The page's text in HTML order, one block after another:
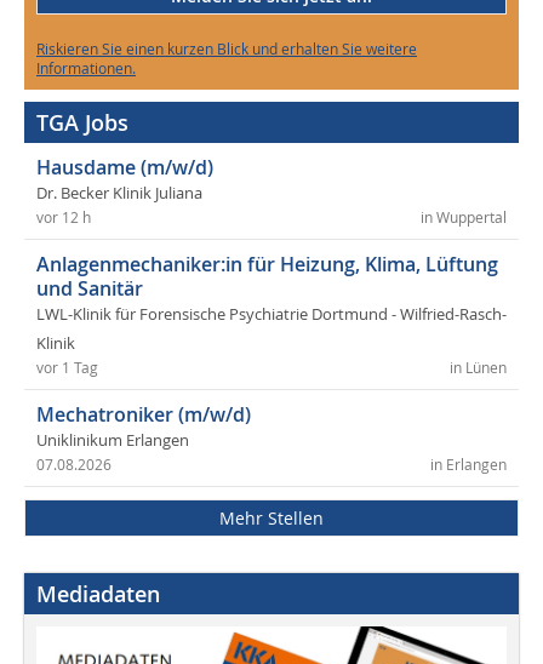
Riskieren Sie einen kurzen Blick und erhalten Sie weitere
Informationen.
TGA Jobs
Hausdame (m/w/d)
Dr. Becker Klinik Juliana
in Wuppertal
vor 12 h
Anlagenmechaniker:in für Heizung, Klima, Lüftung
und Sanitär
LWL-Klinik für Forensische Psychiatrie Dortmund - Wilfried-Rasch-
Klinik
in Lünen
vor 1 Tag
Mechatroniker (m/w/d)
Uniklinikum Erlangen
in Erlangen
07.08.2026
Mehr Stellen
Mediadaten